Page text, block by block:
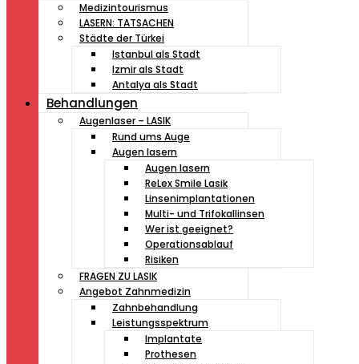
Medizintourismus
LASERN: TATSACHEN
Städte der Türkei
Istanbul als Stadt
Izmir als Stadt
Antalya als Stadt
Behandlungen
Augenlaser – LASIK
Rund ums Auge
Augen lasern
Augen lasern
ReLex Smile Lasik
Linsenimplantationen
Multi- und Trifokallinsen
Wer ist geeignet?
Operationsablauf
Risiken
FRAGEN ZU LASIK
Angebot Zahnmedizin
Zahnbehandlung
Leistungsspektrum
Implantate
Prothesen